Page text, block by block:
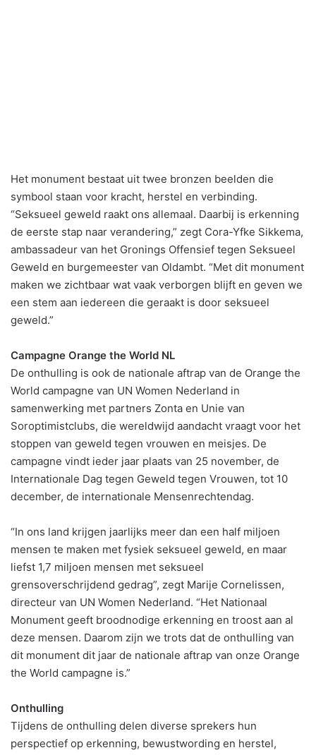
Het monument bestaat uit twee bronzen beelden die
symbool staan voor kracht, herstel en verbinding.
“Seksueel geweld raakt ons allemaal. Daarbij is erkenning
de eerste stap naar verandering,” zegt Cora-Yfke Sikkema,
ambassadeur van het Gronings Offensief tegen Seksueel
Geweld en burgemeester van Oldambt. “Met dit monument
maken we zichtbaar wat vaak verborgen blijft en geven we
een stem aan iedereen die geraakt is door seksueel
geweld.”
Campagne Orange the World NL
De onthulling is ook de nationale aftrap van de Orange the
World campagne van UN Women Nederland in
samenwerking met partners Zonta en Unie van
Soroptimistclubs, die wereldwijd aandacht vraagt voor het
stoppen van geweld tegen vrouwen en meisjes. De
campagne vindt ieder jaar plaats van 25 november, de
Internationale Dag tegen Geweld tegen Vrouwen, tot 10
december, de internationale Mensenrechtendag.
“In ons land krijgen jaarlijks meer dan een half miljoen
mensen te maken met fysiek seksueel geweld, en maar
liefst 1,7 miljoen mensen met seksueel
grensoverschrijdend gedrag”, zegt Marije Cornelissen,
directeur van UN Women Nederland. “Het Nationaal
Monument geeft broodnodige erkenning en troost aan al
deze mensen. Daarom zijn we trots dat de onthulling van
dit monument dit jaar de nationale aftrap van onze Orange
the World campagne is.”
Onthulling
Tijdens de onthulling delen diverse sprekers hun
perspectief op erkenning, bewustwording en herstel,